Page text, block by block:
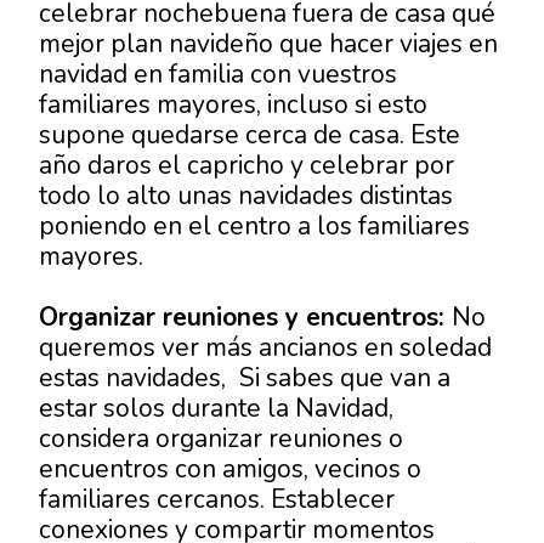
celebrar nochebuena fuera de casa qué
mejor plan navideño que hacerviajes en
navidad en familia con vuestros
familiares mayores, incluso si esto
supone quedarse cerca de casa. Este
año daros el capricho y celebrar por
todo lo alto unas navidades distintas
poniendo en el centro a los familiares
mayores.
Organizar reuniones y encuentros: No
queremos ver más ancianos en soledad
estas navidades, Si sabes que van a
estar solos durante la Navidad,
considera organizar reuniones o
encuentros con amigos, vecinos o
familiares cercanos. Establecer
conexiones y compartir momentos